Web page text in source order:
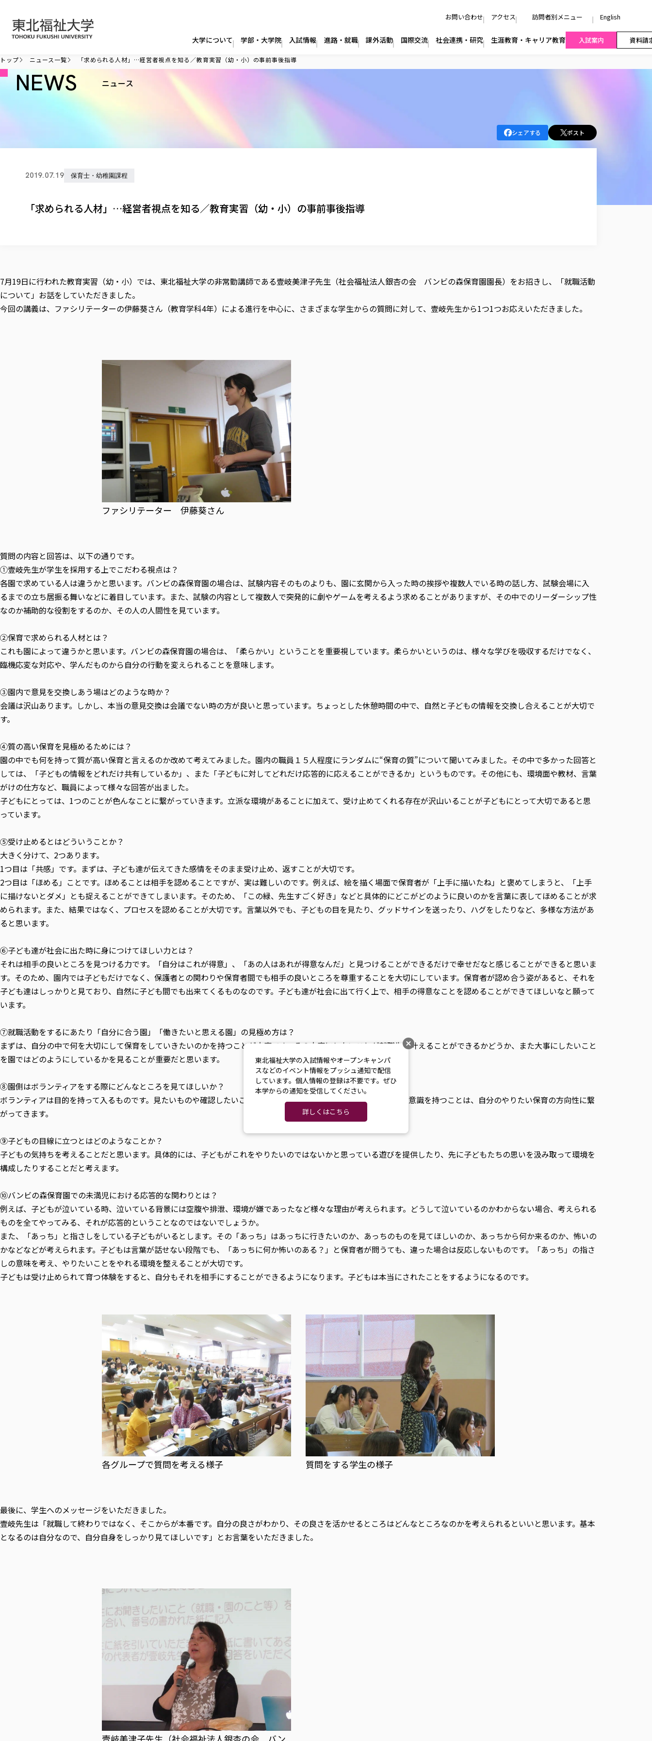
お問い合わせ アクセス 訪問者別メニュー English
大学について 学部・大学院 入試情報 進路・就職 課外活動 国際交流 社会連携・研究 生涯教育・キャリア教育 入試案内 資料請
トップ ニュース一覧 「求められる人材」…経営者視点を知る／教育実習（幼・小）の事前事後指導
NEWS ニュース
シェアする ポスト
2019.07.19 保育士・幼稚園課程
「求められる人材」…経営者視点を知る／教育実習（幼・小）の事前事後指導
7月19日に行われた教育実習（幼・小）では、東北福祉大学の非常勤講師である壹岐美津子先生（社会福祉法人銀杏の会 バンビの森保育園園長）をお招きし、「就職活動
について」お話をしていただきました。
今回の講義は、ファシリテーターの伊藤葵さん（教育学科4年）による進行を中心に、さまざまな学生からの質問に対して、壹岐先生から1つ1つお応えいただきました。
ファシリテーター 伊藤葵さん
質問の内容と回答は、以下の通りです。
①壹岐先生が学生を採用する上でこだわる視点は？
各園で求めている人は違うかと思います。バンビの森保育園の場合は、試験内容そのものよりも、園に玄関から入った時の挨拶や複数人でいる時の話し方、試験会場に入
るまでの立ち居振る舞いなどに着目しています。また、試験の内容として複数人で突発的に劇やゲームを考えるよう求めることがありますが、その中でのリーダーシップ性
なのか補助的な役割をするのか、その人の人間性を見ています。
②保育で求められる人材とは？
これも園によって違うかと思います。バンビの森保育園の場合は、「柔らかい」ということを重要視しています。柔らかいというのは、様々な学びを吸収するだけでなく、
臨機応変な対応や、学んだものから自分の行動を変えられることを意味します。
③園内で意見を交換しあう場はどのような時か？
会議は沢山あります。しかし、本当の意見交換は会議でない時の方が良いと思っています。ちょっとした休憩時間の中で、自然と子どもの情報を交換し合えることが大切で
す。
④質の高い保育を見極めるためには？
園の中でも何を持って質が高い保育と言えるのか改めて考えてみました。園内の職員１５人程度にランダムに“保育の質”について聞いてみました。その中で多かった回答と
しては、「子どもの情報をどれだけ共有しているか」、また「子どもに対してどれだけ応答的に応えることができるか」というものです。その他にも、環境面や教材、言葉
がけの仕方など、職員によって様々な回答が出ました。
子どもにとっては、1つのことが色んなことに繋がっていきます。立派な環境があることに加えて、受け止めてくれる存在が沢山いることが子どもにとって大切であると思
っています。
⑤受け止めるとはどういうことか？
大きく分けて、2つあります。
1つ目は「共感」です。まずは、子ども達が伝えてきた感情をそのまま受け止め、返すことが大切です。
2つ目は「ほめる」ことです。ほめることは相手を認めることですが、実は難しいのです。例えば、絵を描く場面で保育者が「上手に描いたね」と褒めてしまうと、「上手
に描けないとダメ」とも捉えることができてしまいます。そのため、「この緑、先生すごく好き」などと具体的にどこがどのように良いのかを言葉に表してほめることが求
められます。また、結果ではなく、プロセスを認めることが大切です。言葉以外でも、子どもの目を見たり、グッドサインを送ったり、ハグをしたりなど、多様な方法があ
ると思います。
⑥子ども達が社会に出た時に身につけてほしい力とは？
それは相手の良いところを見つける力です。「自分はこれが得意」、「あの人はあれが得意なんだ」と見つけることができるだけで幸せだなと感じることができると思いま
す。そのため、園内では子どもだけでなく、保護者との関わりや保育者間でも相手の良いところを尊重することを大切にしています。保育者が認め合う姿があると、それを
子ども達はしっかりと見ており、自然に子ども間でも出来てくるものなのです。子ども達が社会に出て行く上で、相手の得意なことを認めることができてほしいなと願って
います。
⑦就職活動をするにあたり「自分に合う園」「働きたいと思える園」の見極め方は？
まずは、自分の中で何を大切にして保育をしていきたいのかを持つことが大事です。その大事にしたいことが就職先で叶えることができるかどうか、また大事にしたいこと
を園ではどのようにしているかを見ることが重要だと思います。
⑧園側はボランティアをする際にどんなところを見てほしいか？
ボランティアは目的を持って入るものです。見たいものや確認したいことは、自分で決めた方が良いと思います。目的意識を持つことは、自分のやりたい保育の方向性に繋
がってきます。
⑨子どもの目線に立つとはどのようなことか？
子どもの気持ちを考えることだと思います。具体的には、子どもがこれをやりたいのではないかと思っている遊びを提供したり、先に子どもたちの思いを汲み取って環境を
構成したりすることだと考えます。
⑩バンビの森保育園での未満児における応答的な関わりとは？
例えば、子どもが泣いている時、泣いている背景には空腹や排泄、環境が嫌であったなど様々な理由が考えられます。どうして泣いているのかわからない場合、考えられる
ものを全てやってみる、それが応答的ということなのではないでしょうか。
また、「あっち」と指さしをしている子どもがいるとします。その「あっち」はあっちに行きたいのか、あっちのものを見てほしいのか、あっちから何か来るのか、怖いの
かなどなどが考えられます。子どもは言葉が話せない段階でも、「あっちに何か怖いのある？」と保育者が問うても、違った場合は反応しないものです。「あっち」の指さ
しの意味を考え、やりたいことをやれる環境を整えることが大切です。
子どもは受け止められて育つ体験をすると、自分もそれを相手にすることができるようになります。子どもは本当にされたことをするようになるのです。
各グループで質問を考える様子 質問をする学生の様子
最後に、学生へのメッセージをいただきました。
壹岐先生は「就職して終わりではなく、そこからが本番です。自分の良さがわかり、その良さを活かせるところはどんなところなのかを考えられるといいと思います。基本
となるのは自分なので、自分自身をしっかり見てほしいです」とお言葉をいただきました。
壹岐美津子先生（社会福祉法人銀杏の会 バン
東北福祉大学の入試情報やオープンキャンパ
スなどのイベント情報をプッシュ通知で配信
しています。個人情報の登録は不要です。ぜひ
本学からの通知を受信してください。
詳しくはこちら